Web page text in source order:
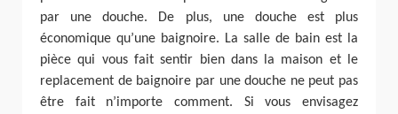
par une douche. De plus, une douche est plus
économique qu’une baignoire. La salle de bain est la
pièce qui vous fait sentir bien dans la maison et le
replacement de baignoire par une douche ne peut pas
être fait n’importe comment. Si vous envisagez